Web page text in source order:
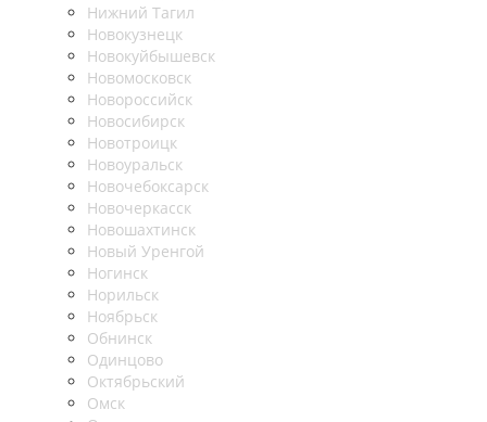
Нижний Тагил
Новокузнецк
Новокуйбышевск
Новомосковск
Новороссийск
Новосибирск
Новотроицк
Новоуральск
Новочебоксарск
Новочеркасск
Новошахтинск
Новый Уренгой
Ногинск
Норильск
Ноябрьск
Обнинск
Одинцово
Октябрьский
Омск